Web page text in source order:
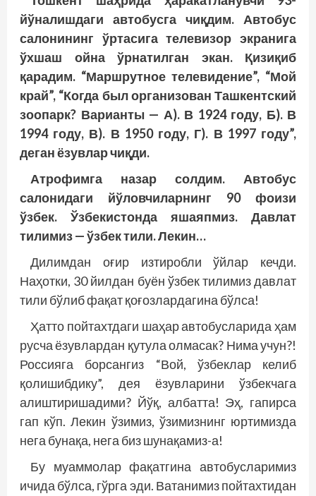
йўналишдаги автобусга чиқдим. Автобус
салонининг ўртасига телевизор экранига
ўхшаш ойна ўрнатилган экан. Қизиқиб
қарадим. “Маршрутное телевидение”, “Мой
край”, “Когда был организован Ташкентский
зоопарк? Варианты — А). В 1924 году, Б). В
1994 году, В). В 1950 году, Г). В 1997 году”,
деган ёзувлар чиқди.
Атрофимга назар солдим. Автобус
салонидаги йўловчиларнинг 90 фоизи
ўзбек. Ўзбекистонда яшаяпмиз. Давлат
тилимиз — ўзбек тили. Лекин…
Дилимдан оғир изтиробли ўйлар кечди.
Наҳотки, 30 йилдан буён ўзбек тилимиз давлат
тили бўлиб фақат қоғозлардагина бўлса!
Ҳатто пойтахтдаги шаҳар автобусларида ҳам
русча ёзувлардан қутула олмасак? Нима учун?!
Рос­сияга борсангиз “Вой, ўзбеклар келиб
қолишибдику”, дея ёзувларини ўзбекчага
алиштиришадими? Йўқ, албатта! Эҳ, гапирса
гап кўп. Лекин ўзимиз, ўзимизнинг юртимизда
нега бунақа, нега биз шунақамиз-а!
Бу муаммолар фақатгина автобусларимиз
ичида бўлса, гўрга эди. Ватанимиз пойтахтидан